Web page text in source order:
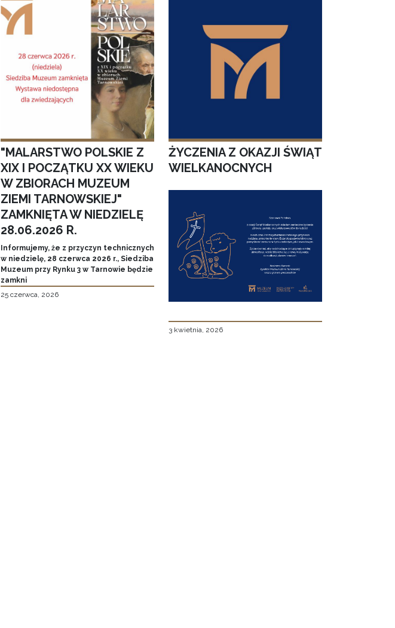
"MALARSTWO POLSKIE Z
XIX I POCZĄTKU XX WIEKU
W ZBIORACH MUZEUM
ZIEMI TARNOWSKIEJ"
ZAMKNIĘTA W NIEDZIELĘ
28.06.2026 R.
Informujemy, że z przyczyn technicznych
w niedzielę, 28 czerwca 2026 r., Siedziba
Muzeum przy Rynku 3 w Tarnowie będzie
zamkni
25 czerwca, 2026
ŻYCZENIA Z OKAZJI ŚWIĄT
WIELKANOCNYCH
3 kwietnia, 2026